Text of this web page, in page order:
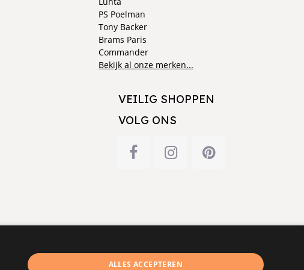
PS Poelman
Tony Backer
Brams Paris
Commander
Bekijk al onze merken...
VEILIG SHOPPEN
VOLG ONS
ALLES ACCEPTEREN